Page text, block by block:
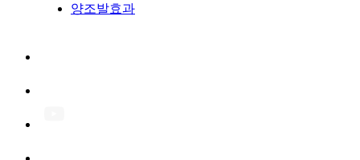
양조발효과